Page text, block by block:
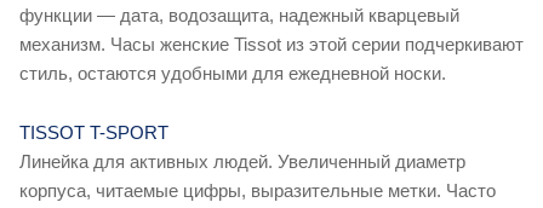
функции — дата, водозащита, надежный кварцевый
механизм. Часы женские Tissot из этой серии подчеркивают
стиль, остаются удобными для ежедневной носки.
TISSOT T-SPORT
Линейка для активных людей. Увеличенный диаметр
корпуса, читаемые цифры, выразительные метки. Часто